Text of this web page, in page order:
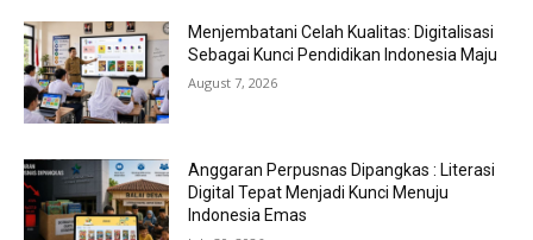
Menjembatani Celah Kualitas: Digitalisasi
Sebagai Kunci Pendidikan Indonesia Maju
August 7, 2026
Anggaran Perpusnas Dipangkas : Literasi
Digital Tepat Menjadi Kunci Menuju
Indonesia Emas